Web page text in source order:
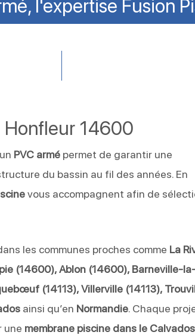
l'expertise Fusion
Honfleur 14600
PVC armé permet de garantir une
du bassin au fil des années. En
vous accompagnent afin de
les communes proches comme La
(14600), Ablon (14600), Barneville-
(14113), Villerville (14113),
ainsi qu’en Normandie. Chaque
une membrane piscine dans le Calvados